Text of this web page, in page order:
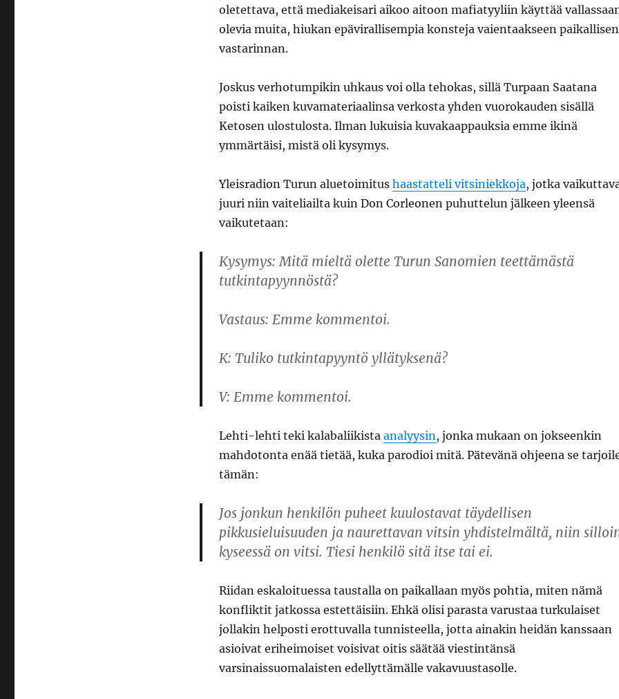
oletettava, että mediakeisari aikoo aitoon mafiatyyliin käyttää
olevia muita, hiukan epävirallisempia konsteja vaientaakseen paikallisen
vastarinnan.
Joskus verhotumpikin uhkaus voi olla tehokas, sillä Turpaan Saatana
poisti kaiken kuvamateriaalinsa verkosta yhden vuorokauden sisällä
Ketosen ulostulosta. Ilman lukuisia kuvakaappauksia emme ikinä
ymmärtäisi, mistä oli kysymys.
Yleisradion Turun aluetoimitus haastatteli vitsiniekkoja, jotka
juuri niin vaiteliailta kuin Don Corleonen puhuttelun jälkeen yleensä
vaikutetaan:
Kysymys: Mitä mieltä olette Turun Sanomien teettämästä
tutkintapyynnöstä?
Vastaus: Emme kommentoi.
K: Tuliko tutkintapyyntö yllätyksenä?
V: Emme kommentoi.
Lehti-lehti teki kalabaliikista analyysin, jonka mukaan on jokseenkin
mahdotonta enää tietää, kuka parodioi mitä. Pätevänä ohjeena se
tämän:
Jos jonkun henkilön puheet kuulostavat täydellisen
pikkusieluisuuden ja naurettavan vitsin yhdistelmältä, niin
kyseessä on vitsi. Tiesi henkilö sitä itse tai ei.
Riidan eskaloituessa taustalla on paikallaan myös pohtia, miten nämä
konfliktit jatkossa estettäisiin. Ehkä olisi parasta varustaa turkulaiset
jollakin helposti erottuvalla tunnisteella, jotta ainakin heidän kanssaan
asioivat eriheimoiset voisivat oitis säätää viestintänsä
varsinaissuomalaisten edellyttämälle vakavuustasolle.